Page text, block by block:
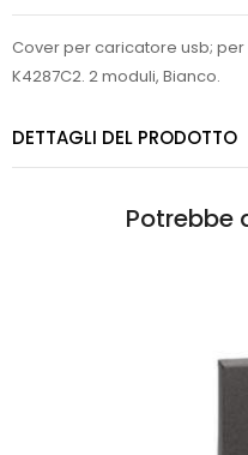
Cover per caricatore usb; per
K4287C2. 2 moduli, Bianco.
DETTAGLI DEL PRODOTTO
Potrebbe